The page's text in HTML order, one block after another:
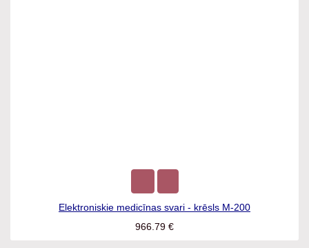
Elektroniskie medicīnas svari - krēsls M-200
966.79€